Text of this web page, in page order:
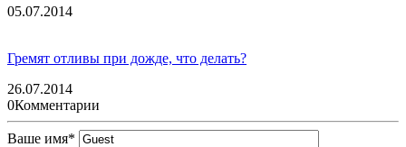
05.07.2014
Гремят отливы при дожде, что делать?
26.07.2014
0Комментарии
Ваше имя*